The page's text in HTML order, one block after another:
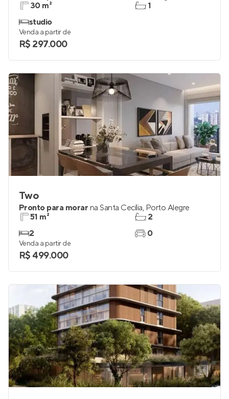
30 m²
studio
1
Venda a partir de
R$ 297.000
Two
Pronto para morar na Santa Cecília, Porto Alegre
51 m²
2
2
0
Venda a partir de
R$ 499.000